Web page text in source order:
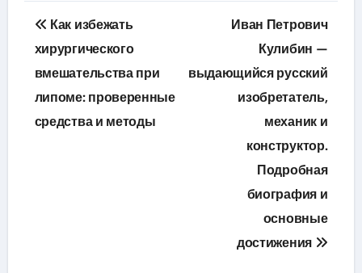
Навигация
по
записям
Как избежать
хирургического
вмешательства при
липоме: проверенные
средства и методы
Иван Петрович
Кулибин —
выдающийся русский
изобретатель,
механик и
конструктор.
Подробная
биография и
основные
достижения